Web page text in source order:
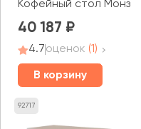
Кофейный стол Монза
40 187
4.7оценок (1)
В корзину
92717